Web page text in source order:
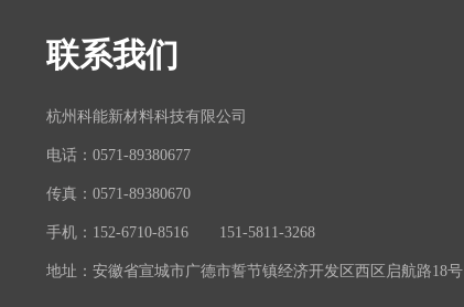
联系我们
杭州科能新材料科技有限公司
电话：0571-89380677
传真：0571-89380670
手机：152-6710-8516 151-5811-3268
地址：安徽省宣城市广德市誓节镇经济开发区西区启航路18号